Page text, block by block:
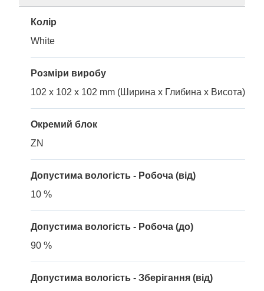
Колір
White
Розміри виробу
102 x 102 x 102 mm (Ширина x Глибина x Висота)
Окремий блок
ZN
Допустима вологість - Робоча (від)
10 %
Допустима вологість - Робоча (до)
90 %
Допустима вологість - Зберігання (від)